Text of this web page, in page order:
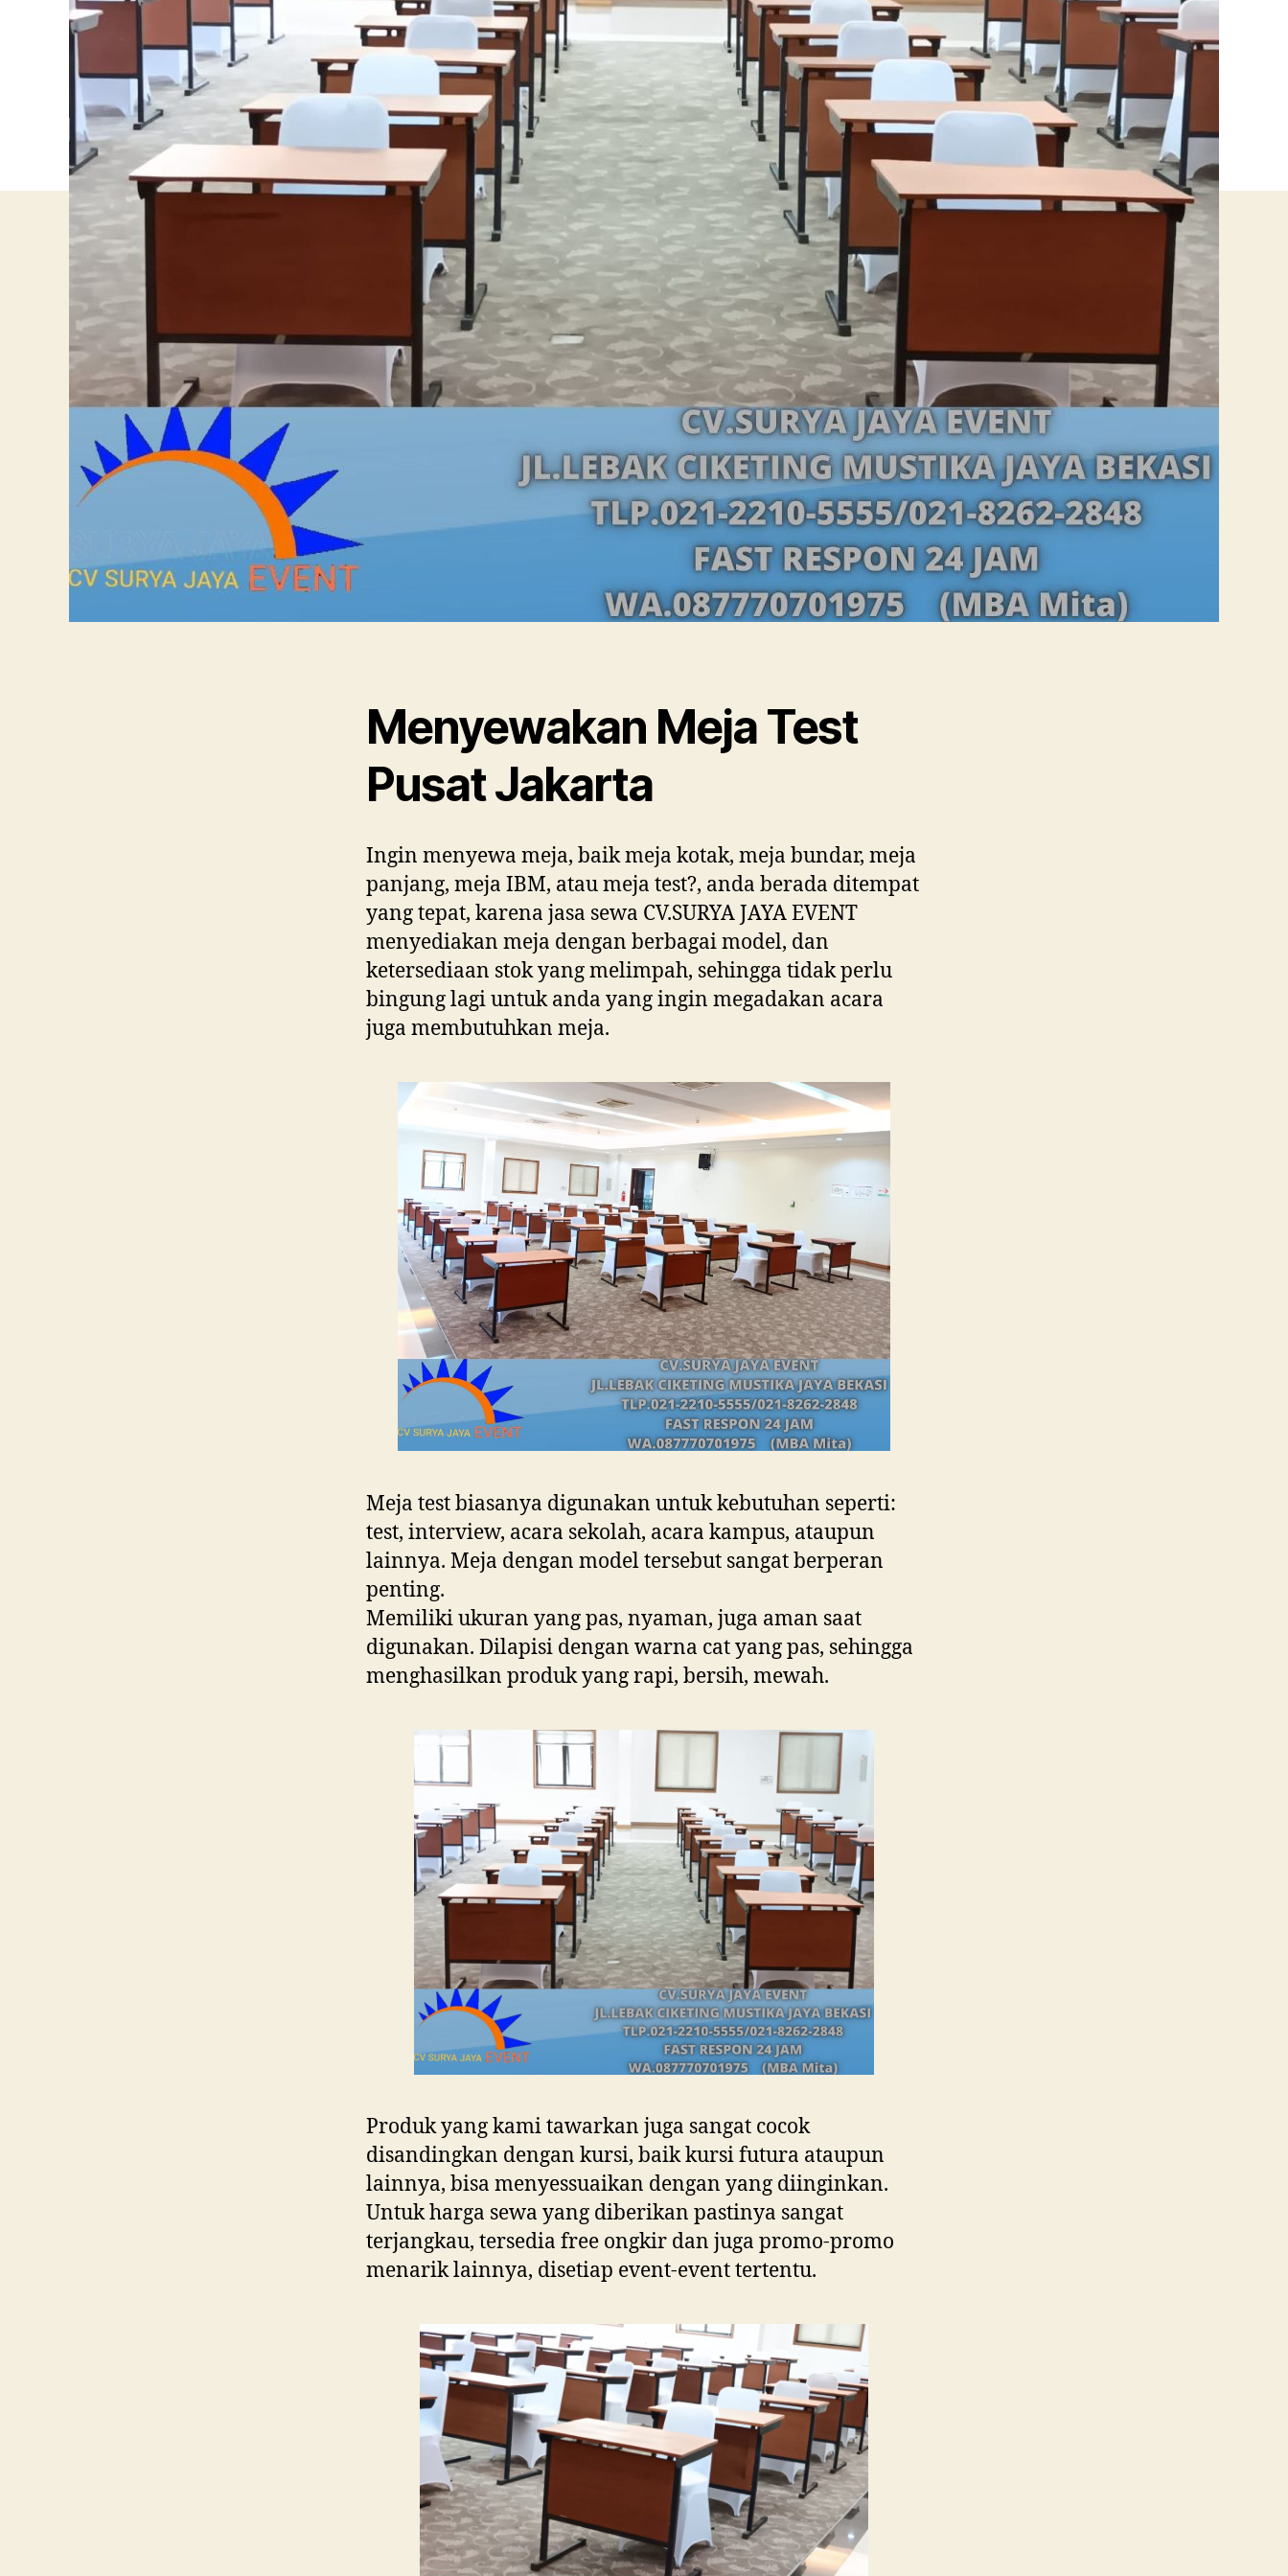
Menyewakan Meja Test
Pusat Jakarta
Ingin menyewa meja, baik meja kotak, meja bundar, meja
panjang, meja IBM, atau meja test?, anda berada ditempat
yang tepat, karena jasa sewa CV.SURYA JAYA EVENT
menyediakan meja dengan berbagai model, dan
ketersediaan stok yang melimpah, sehingga tidak perlu
bingung lagi untuk anda yang ingin megadakan acara
juga membutuhkan meja.
Meja test biasanya digunakan untuk kebutuhan seperti:
test, interview, acara sekolah, acara kampus, ataupun
lainnya. Meja dengan model tersebut sangat berperan
penting.
Memiliki ukuran yang pas, nyaman, juga aman saat
digunakan. Dilapisi dengan warna cat yang pas, sehingga
menghasilkan produk yang rapi, bersih, mewah.
Produk yang kami tawarkan juga sangat cocok
disandingkan dengan kursi, baik kursi futura ataupun
lainnya, bisa menyessuaikan dengan yang diinginkan.
Untuk harga sewa yang diberikan pastinya sangat
terjangkau, tersedia free ongkir dan juga promo-promo
menarik lainnya, disetiap event-event tertentu.